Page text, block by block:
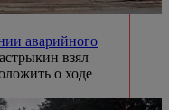
аварийного
взял
о ходе